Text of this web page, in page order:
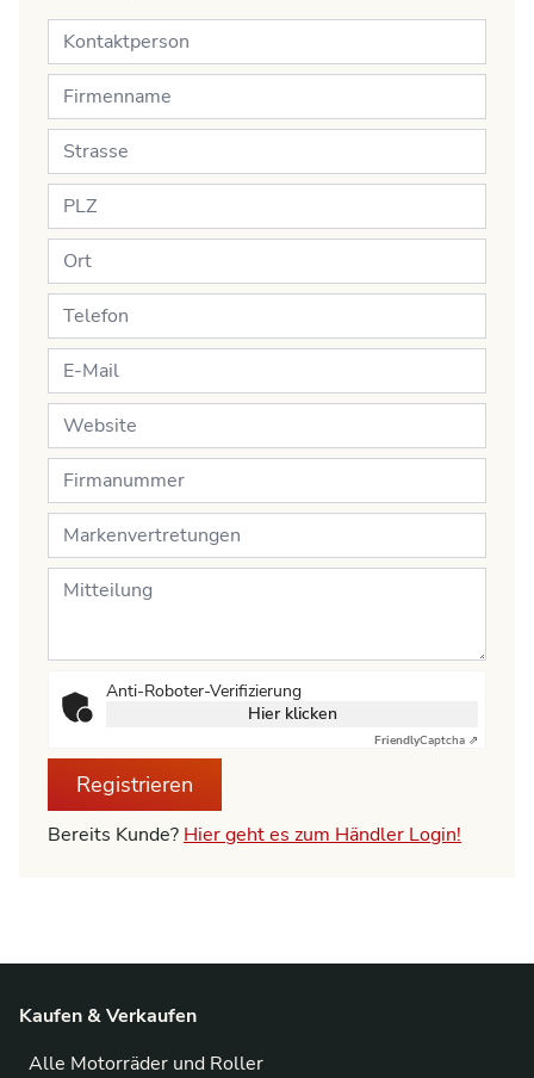
Anti-Roboter-Verifizierung
Hier klicken
FriendlyCaptcha ⇗
Registrieren
Bereits Kunde? Hier geht es zum Händler Login!
Kaufen & Verkaufen
Alle Motorräder und Roller